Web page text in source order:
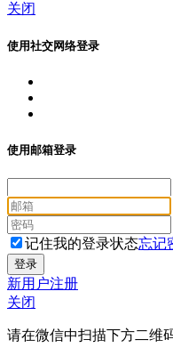
关闭
使用社交网络登录
使用邮箱登录
记住我的登录状态忘记
新用户注册
关闭
请在微信中扫描下方二维